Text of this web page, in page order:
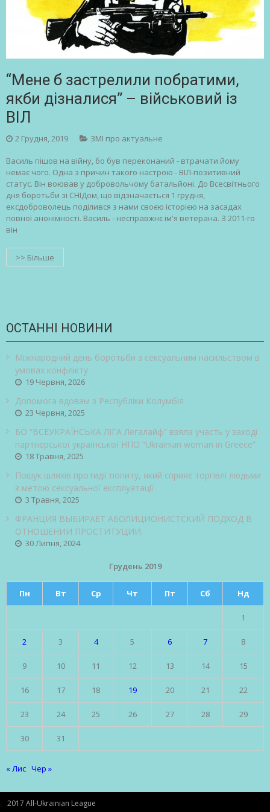
“Мене б застрелили побратими,
якби дізналися” – військовий із
ВІЛ
2 Грудня, 2019 ЗМІ про актуальне
Василь пішов на війну, бо був переконаний - втрачати йому
немає чого. Одна з причин такого настрою - ВІЛ-позитивний
статус. Він воював у добровольчому батальйоні. До Всесвітнього
дня боротьби зі СНІДом, що відзначається 1 грудня,
ексдоброволець поділився з нами своєю історією на засадах
повної анонімності. Василь - несправжнє ім'я ветерана. З 2011-го
він
>> Більше
ОСТАННІ НОВИНИ
Міжнародний день боротьби з сексуальним насильством в
умовах конфлікту
19 Червня, 2026
Допомога вдовам з Республіки Колумбія
23 Червня, 2025
БО “ВСЕУКРАЇНСЬКА ЛІГА Легалайф” взяла участь у заході
партнерської української НПО “Ukrainian woman in Greece”
18 Травня, 2025
Пошук шляхів протидії попиту, який сприяє торгівлі людьми
з метою сексуальної експлуатації
3 Травня, 2025
ФРАНЦИЯ ВЫБИРАЕТ АБОЛИЦИОНИСТСКИЙ ПОДХОД В
ОТНОШЕНИИ ПРОСТИТУЦИИ.
30 Липня, 2024
Грудень 2019
Пн Вт Ср Чт Пт Сб Нд
1
2 3 4 5 6 7 8
9 10 11 12 13 14 15
16 17 18 19 20 21 22
23 24 25 26 27 28 29
30 31
« Лис Чер »
2017 All-Ukrainian League